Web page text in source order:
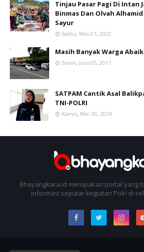
Tinjau Pasar Pagi Di Intan
Binmas Dan Olvah
Sayur
Sabtu, Mei 07, 2022
Masih Banyak Warga
Senin, Juni 05, 2017
SATPAM Cantik Asal
TNI-POLRI
Kamis, Mei 30, 2019
Bhayangkara.id merupakan portal yang
informasi seputar kegiatan Polri di